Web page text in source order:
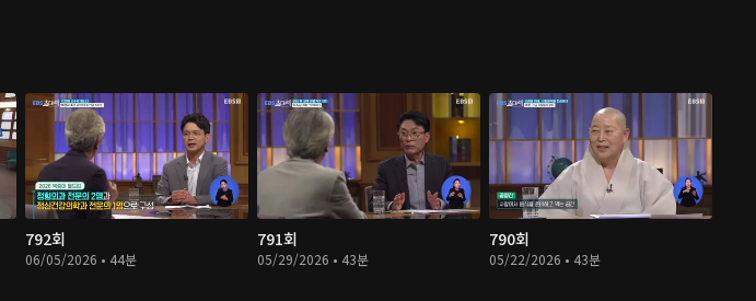
792회
06/05/2026 • 44분
791회
05/29/2026 • 43분
790회
05/22/2026 • 43분